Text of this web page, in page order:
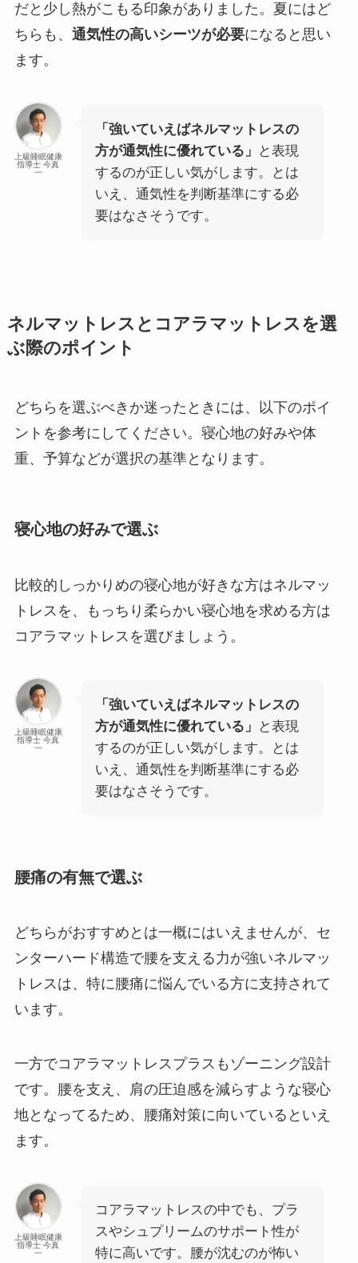
だと少し熱がこもる印象がありました。夏にはど
ちらも、 通気性の高いシーツが必要になると思い
ます。
上級睡眠健康
指導士 今真
一
「強いていえばネルマットレスの
方が通気性に優れている」
と表現
するのが正しい気がします。とは
いえ、通気性を判断基準にする必
要はなさそうです。
ネルマットレスとコアラマットレスを選
ぶ際のポイント
どちらを選ぶべきか迷ったときには、以下のポイ
ントを参考にしてください。寝心地の好みや体
重、予算などが選択の基準となります。
寝心地の好みで選ぶ
比較的しっかりめの寝心地が好きな方はネルマッ
トレスを、もっちり柔らかい寝心地を求める方は
コアラマットレスを選びましょう。
上級睡眠健康
指導士 今真
一
「強いていえばネルマットレスの
方が通気性に優れている」
と表現
するのが正しい気がします。とは
いえ、通気性を判断基準にする必
要はなさそうです。
腰痛の有無で選ぶ
どちらがおすすめとは一概にはいえませんが、セ
ンターハード構造で腰を支える力が強いネルマッ
トレスは、特に腰痛に悩んでいる方に支持されて
います。
一方でコアラマットレスプラスもゾーニング設計
です。腰を支え、肩の圧迫感を減らすような寝心
地となってるため、腰痛対策に向いているといえ
ます。
上級睡眠健康
指導士 今真
一
コアラマットレスの中でも、プラ
スやシュプリームのサポート性が
特に高いです。腰が沈むのが怖い